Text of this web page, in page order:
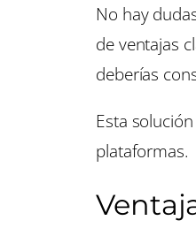
No hay
de ventajas
deberías
Esta
plataformas.